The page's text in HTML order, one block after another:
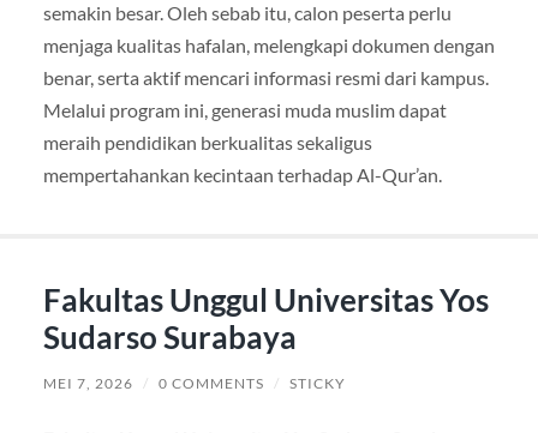
semakin besar. Oleh sebab itu, calon peserta perlu
menjaga kualitas hafalan, melengkapi dokumen dengan
benar, serta aktif mencari informasi resmi dari kampus.
Melalui program ini, generasi muda muslim dapat
meraih pendidikan berkualitas sekaligus
mempertahankan kecintaan terhadap Al-Qur’an.
Fakultas Unggul Universitas Yos
Sudarso Surabaya
MEI 7, 2026 / 0 COMMENTS / STICKY